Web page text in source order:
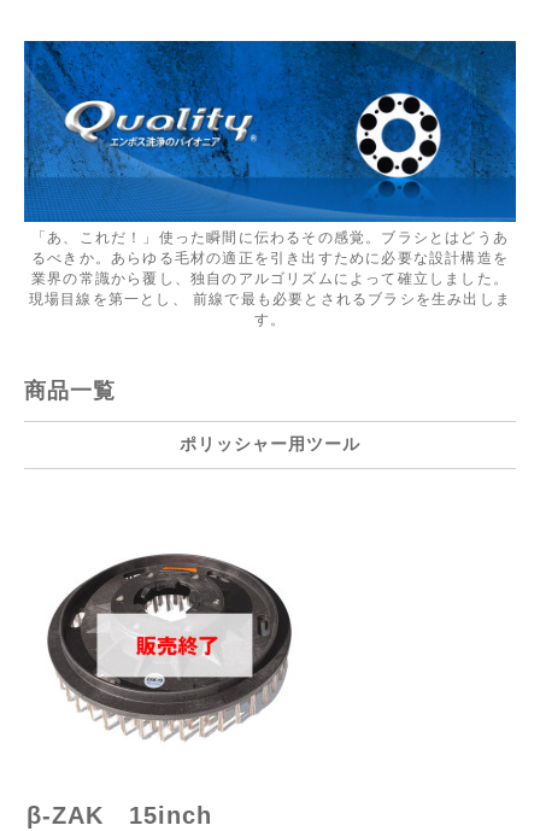
「あ、これだ！」使った瞬間に伝わるその感覚。ブラシとはどうあ
るべきか。あらゆる毛材の適正を引き出すために必要な設計構造を
業界の常識から覆し、独自のアルゴリズムによって確立しました。
現場目線を第一とし、 前線で最も必要とされるブラシを生み出しま
す。
商品一覧
ポリッシャー用ツール
β-ZAK 15inch